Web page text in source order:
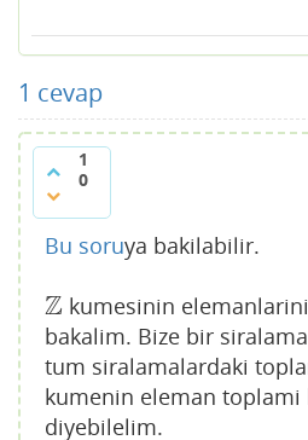
1 cevap
1
0
Bu soruya bakilabilir.
Z
Z kumesinin
bakalim. Bize bir
tum siralamalardaki
kumenin eleman toplami
diyebilelim.